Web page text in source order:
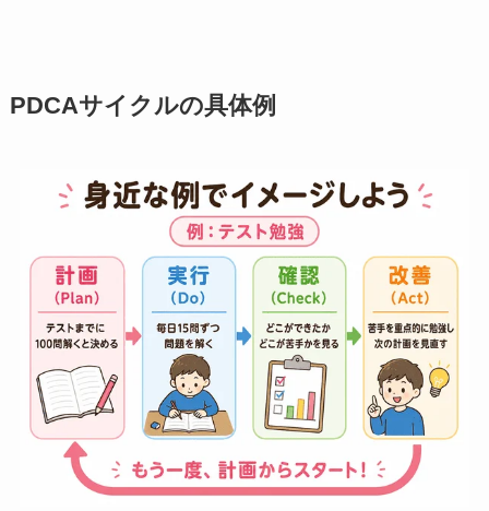
PDCAサイクルの具体例